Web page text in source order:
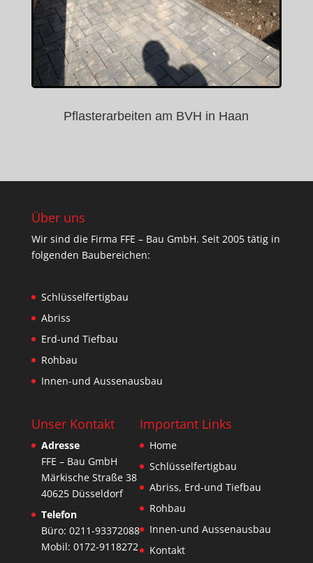
Pflasterarbeiten am BVH in Haan
Über uns
Wir sind die Firma FFE – Bau GmbH. Seit 2005 tätig in
folgenden Baubereichen:
Schlüsselfertigbau
Abriss
Erd-und Tiefbau
Rohbau
Innen-und Aussenausbau
Unser Kontakt
Adresse
FFE – Bau GmbH
Märkische Straße 38
40625 Düsseldorf
Telefon
Büro: 0211-93372088
Mobil: 0172-9118272
Important Links
Home
Schlüsselfertigbau
Abriss, Erd-und Tiefbau
Rohbau
Innen-und Aussenausbau
Kontakt